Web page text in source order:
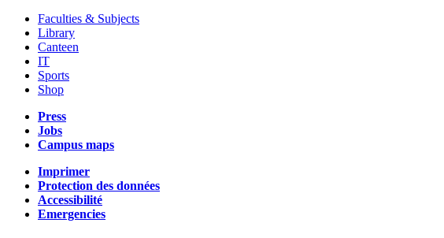
Faculties & Subjects
Library
Canteen
IT
Sports
Shop
Press
Jobs
Campus maps
Imprimer
Protection des données
Accessibilité
Emergencies